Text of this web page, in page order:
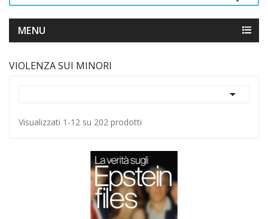
MENU
VIOLENZA SUI MINORI

Visualizzati 1-12 su 202 prodotti